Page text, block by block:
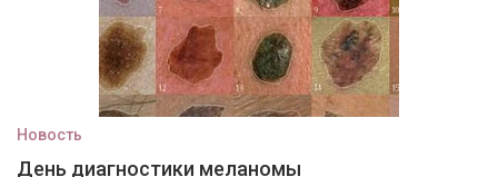
Новость
День диагностики меланомы